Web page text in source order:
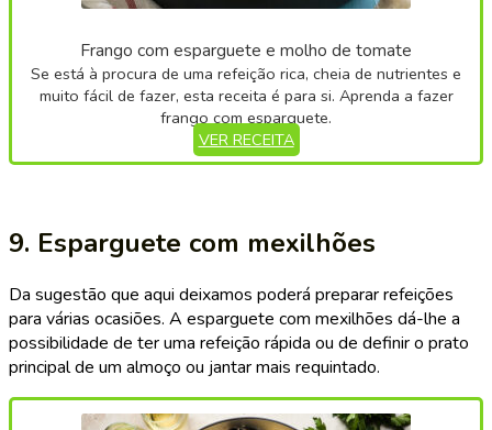
Frango com esparguete e molho de tomate
Se está à procura de uma refeição rica, cheia de nutrientes e
muito fácil de fazer, esta receita é para si. Aprenda a fazer
frango com esparguete.
VER RECEITA
9. Esparguete com mexilhões
Da sugestão que aqui deixamos poderá preparar refeições
para várias ocasiões. A esparguete com mexilhões dá-lhe a
possibilidade de ter uma refeição rápida ou de definir o prato
principal de um almoço ou jantar mais requintado.